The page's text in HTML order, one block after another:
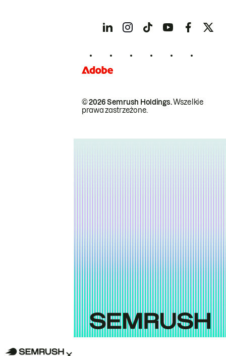
© 2026 Semrush Holdings.Wszelkie
prawa zastrzeżone.